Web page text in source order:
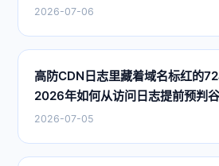
2026-07-06
高防CDN日志里藏着域名标红的72
2026年如何从访问日志提前预判
2026-07-05